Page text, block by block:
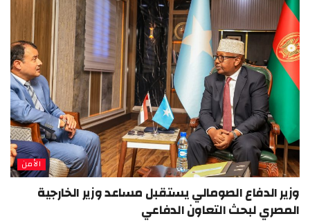
الأمن
وزير الدفاع الصومالي يستقبل مساعد وزير الخارجية
المصري لبحث التعاون الدفاعي